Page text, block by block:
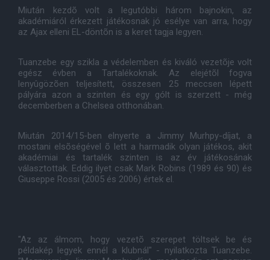
Miután kezdõ volt a legutóbbi három bajnokin, az
akadémiáról érkezett játékosnak jó esélye van arra, hogy
az Ajax elleni EL-döntõn is a keret tagja legyen.
Tuanzebe egy szikla a védelemben és kiváló vezetõje volt
egész évben a Tartalékoknak. Az elejétõl fogva
lenyûgözõen teljesített, összesen 25 meccsen lépett
pályára azon a szinten és egy gólt is szerzett - még
decemberben a Chelsea otthonában.
Miután 2014/15-ben elnyerte a Jimmy Murhpy-díjat, a
mostani elsõségével õ lett a harmadik olyan játékos, akit
akadémiai és tartalék szinten is az év játékosának
választottak. Eddig ilyet csak Mark Robins (1989 és 90) és
Giuseppe Rossi (2005 és 2006) értek el.
"Az az álmom, hogy vezetõ szerepet töltsek be és
példakép legyek ennél a klubnál" - nyilatkozta Tuanzebe.